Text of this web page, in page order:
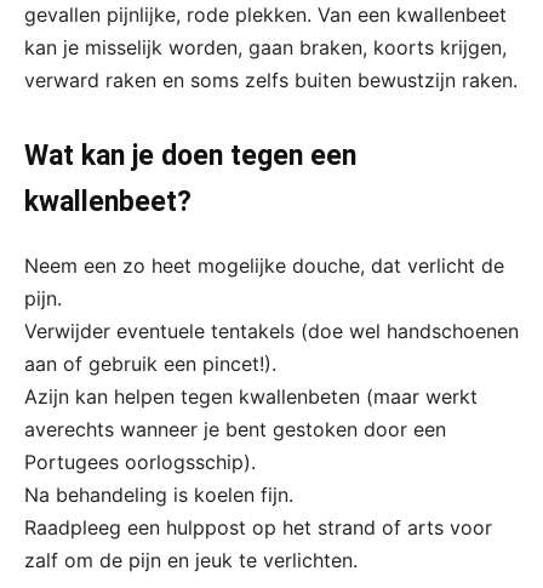
gevallen pijnlijke, rode plekken. Van een kwallenbeet
kan je misselijk worden, gaan braken, koorts krijgen,
verward raken en soms zelfs buiten bewustzijn raken.
Wat kan je doen tegen een
kwallenbeet?
Neem een zo heet mogelijke douche, dat verlicht de
pijn.
Verwijder eventuele tentakels (doe wel handschoenen
aan of gebruik een pincet!).
Azijn kan helpen tegen kwallenbeten (maar werkt
averechts wanneer je bent gestoken door een
Portugees oorlogsschip).
Na behandeling is koelen fijn.
Raadpleeg een hulppost op het strand of arts voor
zalf om de pijn en jeuk te verlichten.